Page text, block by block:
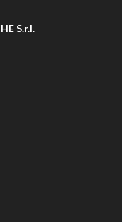
S.r.l.